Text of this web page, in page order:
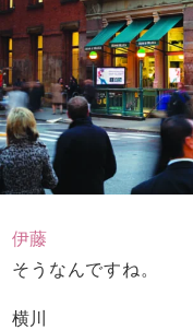
伊藤
そうなんですね。
横川